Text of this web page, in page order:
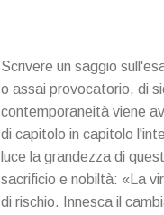
Scrivere un saggio
o assai provocatorio, di
contemporaneità viene
di capitolo in capitolo
luce la grandezza di
sacrificio e nobiltà: «La
di rischio. Innesca il